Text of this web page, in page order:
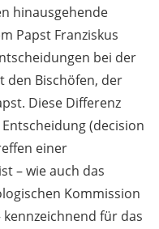
hinausgehende
Papst Franziskus
bei der
den Bischöfen, der
Diese Differenz
(decision
einer
– wie auch das
Kommission
für das